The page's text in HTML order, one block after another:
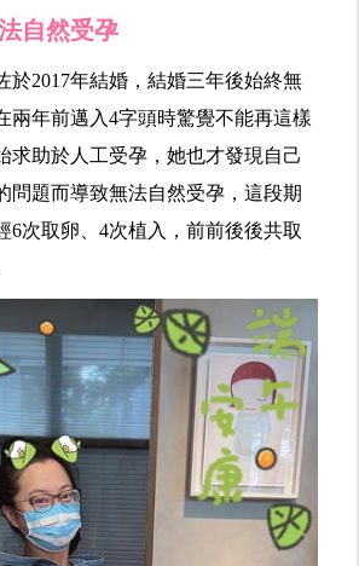
自然受孕
於2017年結婚，結婚三年後始終無
兩年前邁入4字頭時驚覺不能再這樣
求助於人工受孕，她也才發現自己
問題而導致無法自然受孕，這段期
6次取卵、4次植入，前前後後共取